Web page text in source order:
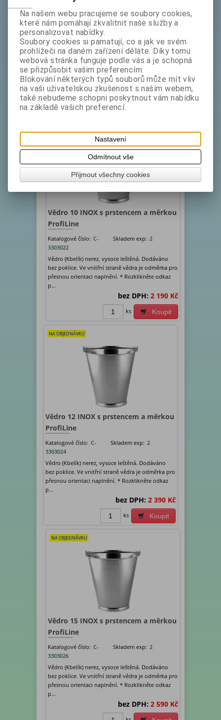
Vědro 12 litrů nerez bez prstence s
poklicí
Katalogové číslo:
3303162
Celonerezové vědro (Kbelík), vysoký lesk, bez
prstence. Vědro pro různé druhy použití, včetně
potravinářství. Rozměry v cm: Průměr 27 cm, šířka
s u...
bez DPH: 499 Kč
ks
Vědro 10 INOX s prstencem a měrkou
ProfiLine
Katalogové číslo: C-
3303022
Skladem exp: 2
Vědro (Kbelík) nerez, vysoce leštěná. Dodáváno
bez poklice. Ve vnitřní straně vědra je odměrka pro
přesnou orientaci naplnění. * Rozklikněte odkaz
p...
bez DPH: 2 190 Kč
Koupit
ks
NA OBJEDNÁVKU
Vědro 12 INOX s prstencem a měrkou
ProfiLine
Katalogové číslo: C-
3303024
Skladem exp: 2
Vědro (Kbelík) nerez, vysoce leštěná. Dodáváno
bez poklice. Ve vnitřní straně vědra je odměrka pro
přesnou orientaci naplnění. * Rozklikněte odkaz
p...
bez DPH: 2 390 Kč
Koupit
ks
NA OBJEDNÁVKU
Vědro 15 INOX s prstencem a měrkou
ProfiLine
Katalogové číslo: C-
3303026
Skladem exp: 2
Vědro (Kbelík) nerez, vysoce leštěná. Dodáváno
bez poklice. Ve vnitřní straně vědra je odměrka pro
přesnou orientaci naplnění. * Rozklikněte odkaz
p...
bez DPH: 2 590 Kč
Na našem webu pracujeme se soubory cookies,
které nám pomáhají zkvalitnit naše služby a
personalizovat nabídky.
Soubory cookies si pamatují, co a jak ve svém
prohlížeči na daném zařízení děláte. Díky tomu
webová stránka funguje podle vás a je schopná
se přizpůsobit vašim preferencím.
Blokování některých typů souborů může mít vliv
na vaši uživatelskou zkušenost s naším webem,
také nebudeme schopni poskytnout vám nabídku
na základě vašich preferencí.
Nastavení
Odmítnout vše
Přijmout všechny cookies